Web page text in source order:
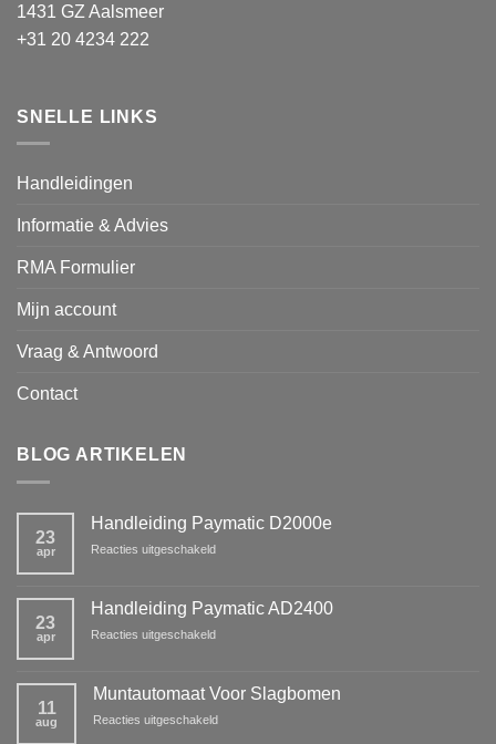
1431 GZ Aalsmeer
+31 20 4234 222
SNELLE LINKS
Handleidingen
Informatie & Advies
RMA Formulier
Mijn account
Vraag & Antwoord
Contact
BLOG ARTIKELEN
23
apr
Handleiding Paymatic D2000e
Reacties uitgeschakeldvoor
D2000e
23
apr
Handleiding Paymatic AD2400
Reacties uitgeschakeldvoor
AD2400
11
aug
Muntautomaat Voor Slagbomen
Reacties uitgeschakeldvoor